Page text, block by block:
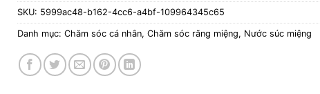
SKU: 5999ac48-b162-4cc6-a4bf-109964345c65
Danh mục: Chăm sóc cá nhân, Chăm sóc răng miệng, Nước súc miệng